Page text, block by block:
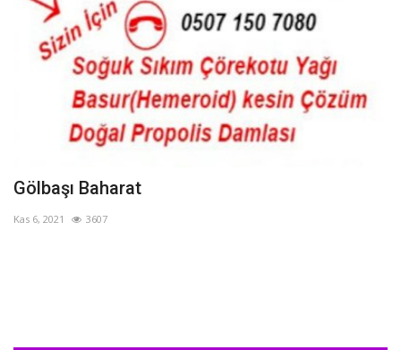
Gölbaşı Baharat
Kas 6, 2021 3607